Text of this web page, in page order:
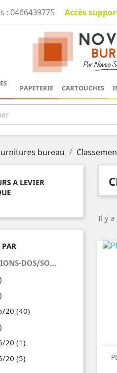
: 0466439775 Accès
PAPETERIE CARTOUCHES
bureau
A LEVIER
PAR
DIMENSIONS-DOS/SOUFFLETS(CM)
20 (40)
20 (1)
20 (5)
Il y a